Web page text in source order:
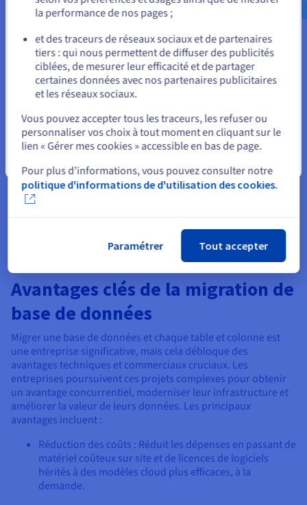
Refactorisation (Re-platforming)
C'est la stratégie de changement la plus complexe et elle
est souvent utilisée lors de migrations hétérogènes. La
base de données n'est pas simplement déplacée ; elle est
fondamentalement redessinée et optimisée pour le
Cela peut impliquer de changer la méthode de schéma,
de normaliser les données et de reconstruire des
applications pour tirer parti des services cloud natifs.
Bien que cela nécessite le plus d'efforts, cela offre les
plus grands avantages en termes de performance,
d'évolutivité et d'économies de coûts à long terme.
Avantages clés de la migration de
base de données
Migrer une base de données et chaque table et colonne est
une entreprise significative, mais cela débloque des
avantages techniques et commerciaux cruciaux. Les
entreprises poursuivent ces projets complexes pour obtenir
un avantage concurrentiel, moderniser leur infrastructure et
améliorer la valeur de leurs données. Les principaux
avantages incluent :
Réduction des coûts : Réduit les dépenses en passant de
matériel coûteux sur site et de licences de logiciels
hérités à des modèles cloud plus efficaces, à la
demande.
ou
Rester sur le site actuel
Sélectionner un autre site web
la performance de nos pages ;
et des traceurs de réseaux sociaux et de partenaires
tiers : qui nous permettent de diffuser des publicités
ciblées, de mesurer leur efficacité et de partager
certaines données avec nos partenaires publicitaires
et les réseaux sociaux.
Vous pouvez accepter tous les traceurs, les refuser ou
personnaliser vos choix à tout moment en cliquant sur le
lien « Gérer mes cookies » accessible en bas de page.
Pour plus d’informations, vous pouvez consulter notre
politique d'informations de d'utilisation des cookies.
Paramétrer Tout accepter